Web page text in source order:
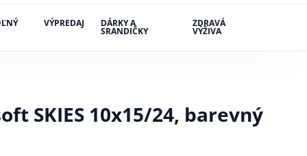
VÝPREDAJ DÁRKY A
SRANDIČKY
ZDRAVÁ
VÝŽIVA
SKIES 10x15/24, barevný